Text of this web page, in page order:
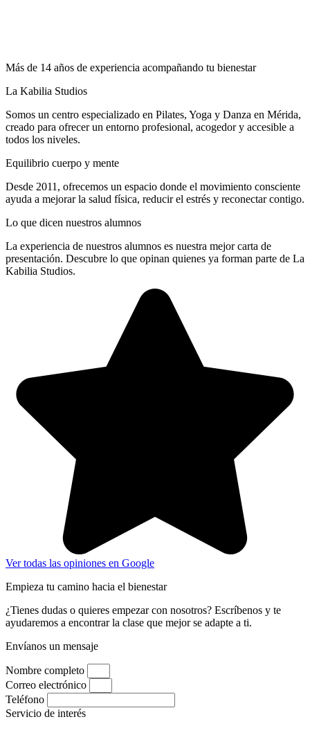
Más de 14 años de experiencia acompañando tu bienestar
La Kabilia Studios
Somos un centro especializado en Pilates, Yoga y Danza en Mérida,
creado para ofrecer un entorno profesional, acogedor y accesible a
todos los niveles.
Equilibrio cuerpo y mente
Desde 2011, ofrecemos un espacio donde el movimiento consciente
ayuda a mejorar la salud física, reducir el estrés y reconectar contigo.
Lo que dicen nuestros alumnos
La experiencia de nuestros alumnos es nuestra mejor carta de
presentación. Descubre lo que opinan quienes ya forman parte de La
Kabilia Studios.
Ver todas las opiniones en Google
Empieza tu camino hacia el bienestar
¿Tienes dudas o quieres empezar con nosotros? Escríbenos y te
ayudaremos a encontrar la clase que mejor se adapte a ti.
Envíanos un mensaje
Nombre completo
Correo electrónico
Teléfono
Servicio de interés